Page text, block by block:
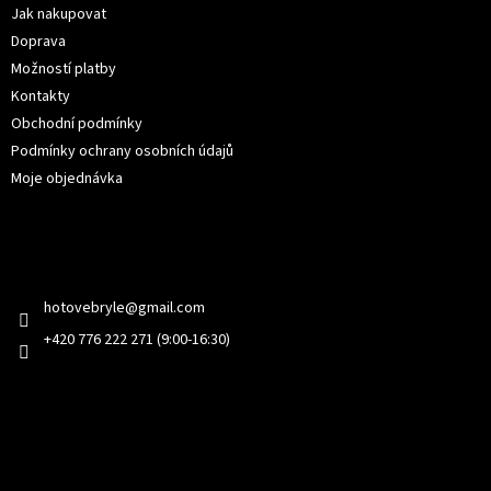
Jak nakupovat
Doprava
Možností platby
Kontakty
Obchodní podmínky
Podmínky ochrany osobních údajů
Moje objednávka
hotovebryle@gmail.com
+420 776 222 271 (9:00-16:30)